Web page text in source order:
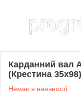
Карданний вал
(Крестина 35х98)
Немає в наявності